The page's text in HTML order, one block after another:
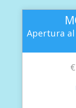
Apertura al
€